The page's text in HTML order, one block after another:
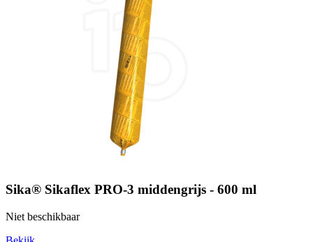
Sika® Sikaflex PRO-3 middengrijs - 600 ml
Niet beschikbaar